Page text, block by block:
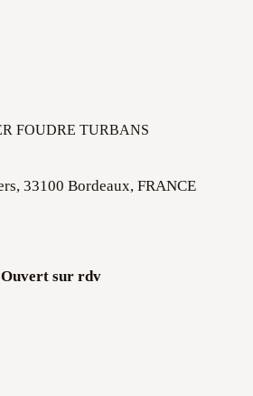
FOUDRE TURBANS
33100 Bordeaux, FRANCE
Ouvert sur rdv